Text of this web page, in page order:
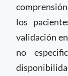
los
validación
no